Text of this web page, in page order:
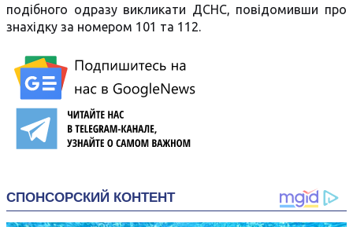
подібного одразу викликати ДСНС, повідомивши про
знахідку за номером 101 та 112.